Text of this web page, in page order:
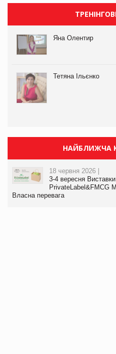
Яна Олентир
Тетяна Ільєнко
НАЙБЛИЖЧА
18 червня 2026 |
3-4 вересня
PrivateLabel&FMCG
Власна перевага